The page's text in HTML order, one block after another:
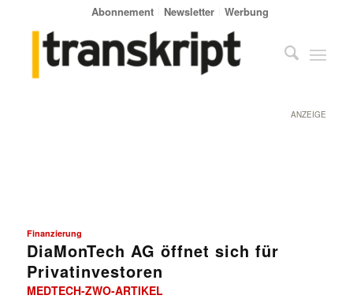
Abonnement Newsletter Werbung
ANZEIGE
Finanzierung
DiaMonTech AG öffnet sich für
Privatinvestoren
MEDTECH-ZWO-ARTIKEL